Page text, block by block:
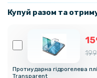
Купуй разом та
Протиударна гідрогелева
Transparent